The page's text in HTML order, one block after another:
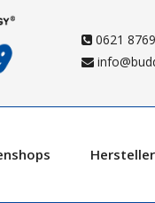
0621
Hersteller